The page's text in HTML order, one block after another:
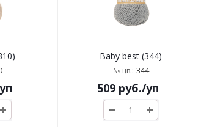
Baby best (344)
№ цв.: 344
509руб./уп